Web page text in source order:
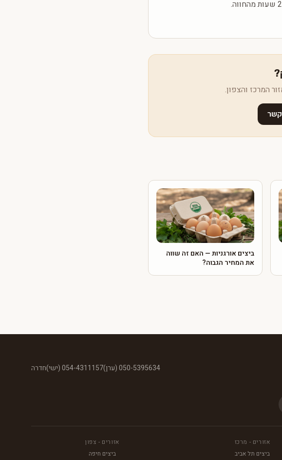
קשר
ביצים אורגניות — האם זה שווה
את המחיר הגבוה?
050-5395634 (ערן) 054-4311157 (ישי) חדרה
אזורים - מרכז
ביצים תל אביב
אזורים - צפון
ביצים חיפה